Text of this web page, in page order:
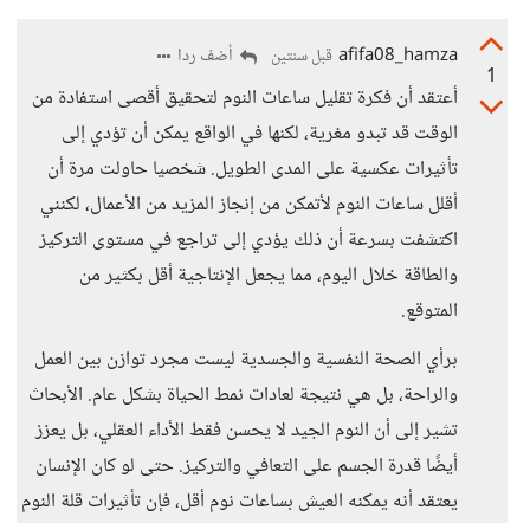
1
afifa08_hamza قبل سنتين أضف ردا
أعتقد أن فكرة تقليل ساعات النوم لتحقيق أقصى استفادة من
الوقت قد تبدو مغرية، لكنها في الواقع يمكن أن تؤدي إلى
تأثيرات عكسية على المدى الطويل. شخصيا حاولت مرة أن
أقلل ساعات النوم لأتمكن من إنجاز المزيد من الأعمال، لكنني
اكتشفت بسرعة أن ذلك يؤدي إلى تراجع في مستوى التركيز
والطاقة خلال اليوم، مما يجعل الإنتاجية أقل بكثير من
المتوقع.
برأي الصحة النفسية والجسدية ليست مجرد توازن بين العمل
والراحة، بل هي نتيجة لعادات نمط الحياة بشكل عام. الأبحاث
تشير إلى أن النوم الجيد لا يحسن فقط الأداء العقلي، بل يعزز
أيضًا قدرة الجسم على التعافي والتركيز. حتى لو كان الإنسان
يعتقد أنه يمكنه العيش بساعات نوم أقل، فإن تأثيرات قلة النوم